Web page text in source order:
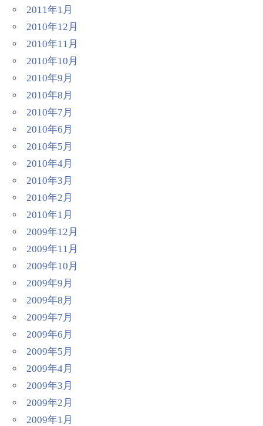
2011年1月
2010年12月
2010年11月
2010年10月
2010年9月
2010年8月
2010年7月
2010年6月
2010年5月
2010年4月
2010年3月
2010年2月
2010年1月
2009年12月
2009年11月
2009年10月
2009年9月
2009年8月
2009年7月
2009年6月
2009年5月
2009年4月
2009年3月
2009年2月
2009年1月